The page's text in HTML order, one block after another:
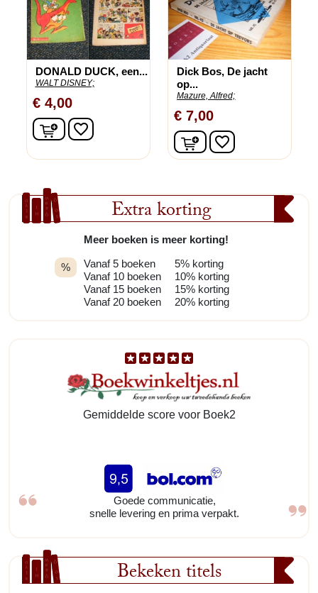
Extra korting
%
Meer boeken is meer korting!
Vanaf 5 boeken
Vanaf 10 boeken
Vanaf 15 boeken
Vanaf 20 boeken
5% korting
10% korting
15% korting
20% korting
Gemiddelde score voor Boek2
Goede communicatie,
snelle levering en prima verpakt.
Bekeken titels
DONALD DUCK, een...
WALT DISNEY;
€ 4,00
In winkelwagen
favorite_border
Dick Bos, De jacht
op...
Mazure, Alfred;
€ 7,00
In winkelwagen
favorite_border